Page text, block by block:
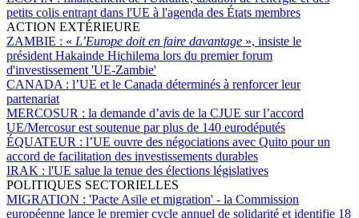
petits colis entrant dans l'UE à l'agenda des États membres
ACTION EXTÉRIEURE
ZAMBIE : « L’Europe doit en faire davantage », insiste le
président Hakainde Hichilema lors du premier forum
d'investissement 'UE-Zambie'
CANADA : l’UE et le Canada déterminés à renforcer leur
partenariat
MERCOSUR : la demande d’avis de la CJUE sur l’accord
UE/Mercosur est soutenue par plus de 140 eurodéputés
ÉQUATEUR : l’UE ouvre des négociations avec Quito pour un
accord de facilitation des investissements durables
IRAK : l'UE salue la tenue des élections législatives
POLITIQUES SECTORIELLES
MIGRATION : 'Pacte Asile et migration' - la Commission
européenne lance le premier cycle annuel de solidarité et identifie 18